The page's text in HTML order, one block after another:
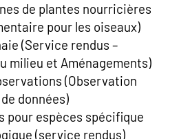
de plantes nourricières
pour les oiseaux)
(Service rendus –
milieu et Aménagements)
(Observation
données)
pour espèces spécifique
(service rendus)